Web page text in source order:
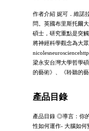
作者介紹 妮可．維諾
問。英國布里斯托爾
碩士，研究重點是突
將神經科學觀念為大
梁永安台灣大學哲學
的藝術》、《聆聽的
產品目錄
產品目錄 ◎導言：你
性如何運作- 大腦如何